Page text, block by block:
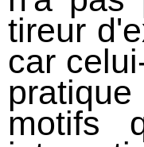
tireur
car
motifs